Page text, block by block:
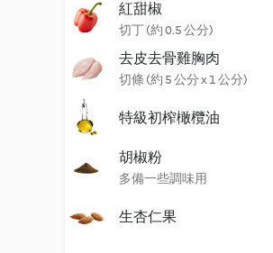
紅甜椒
切丁 (約 0.5 公分)
去皮去骨雞胸肉
切條 (約 5 公分 x 1 公分)
特級初榨橄欖油
胡椒粉
多備一些調味用
生杏仁果